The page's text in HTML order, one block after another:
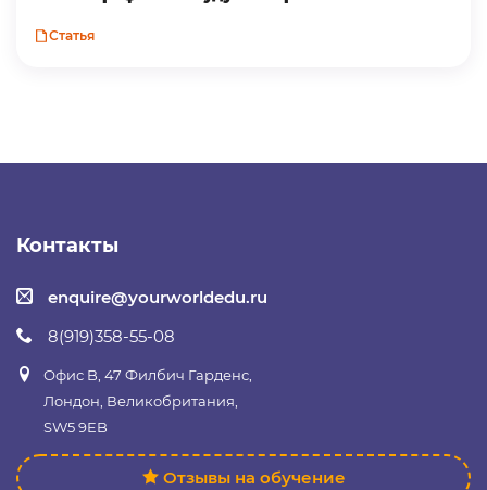
Статья
Контакты
enquire@yourworldedu.ru
8(919)358-55-08
Офис B, 47 Филбич Гарденс,
Лондон, Великобритания,
SW5 9EB
Отзывы на обучение